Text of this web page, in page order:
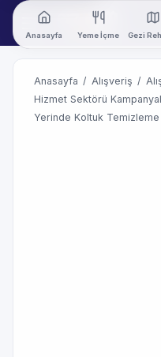
Anasayfa Yeme İçme Gezi
Anasayfa / Alışveriş /
Hizmet Sektörü
Yerinde Koltuk Temizleme